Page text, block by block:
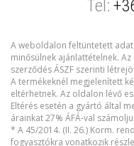
Tel:
A weboldalon feltüntetett
minősülnek ajánlattételnek.
szerződés ÁSZF szerinti
A termékeknél megjelenített
eltérhetnek. Az oldalon lévő
Eltérés esetén a gyártó által
árainkat 27% ÁFÁ-val
* A 45/2014. (II. 26.) Korm.
fogyasztókra vonatkozik